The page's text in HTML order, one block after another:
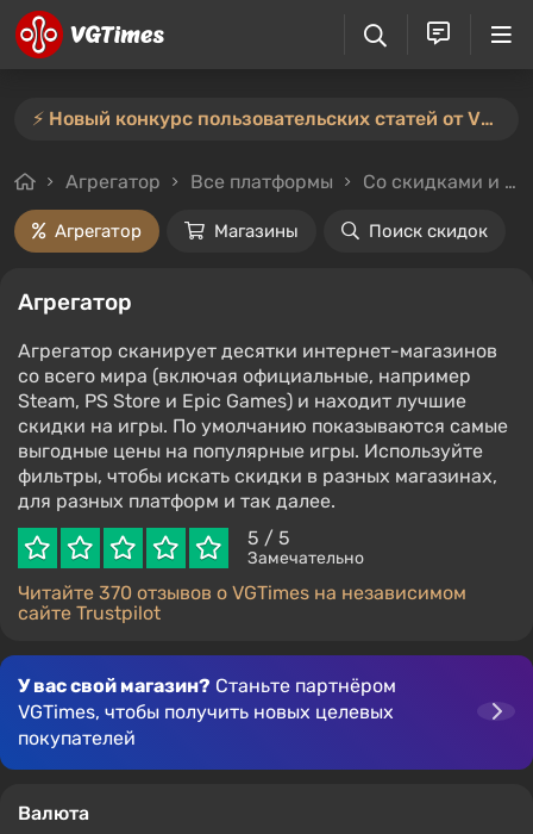
⚡️ Новый конкурс пользовательских статей от VGTimes — участвуйте тут ⚡️
Агрегатор Все платформы Со скидками и без
Агрегатор Магазины Поиск скидок
Агрегатор
Агрегатор сканирует десятки интернет-магазинов
со всего мира (включая официальные, например
Steam, PS Store и Epic Games) и находит лучшие
скидки на игры. По умолчанию показываются самые
выгодные цены на популярные игры. Используйте
фильтры, чтобы искать скидки в разных магазинах,
для разных платформ и так далее.
5 / 5
Замечательно
Читайте 370 отзывов о VGTimes на независимом
сайте Trustpilot
У вас свой магазин? Станьте партнёром
VGTimes, чтобы получить новых целевых
покупателей
Валюта